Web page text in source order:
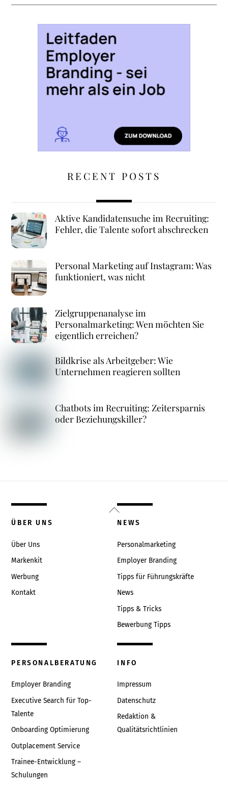
RECENT POSTS
Aktive Kandidatensuche im Recruiting:
Fehler, die Talente sofort abschrecken
Personal Marketing auf Instagram: Was
funktioniert, was nicht
Zielgruppenanalyse im
Personalmarketing: Wen möchten Sie
eigentlich erreichen?
Bildkrise als Arbeitgeber: Wie
Unternehmen reagieren sollten
Chatbots im Recruiting: Zeitersparnis
oder Beziehungskiller?
Back
To
ÜBER UNS
Über Uns
Markenkit
Werbung
Kontakt
NEWS
Personalmarketing
Employer Branding
Tipps für Führungskräfte
News
Tipps & Tricks
Bewerbung Tipps
PERSONALBERATUNG
Employer Branding
Executive Search für Top-
Talente
Onboarding Optimierung
Outplacement Service
Trainee-Entwicklung –
Schulungen
INFO
Impressum
Datenschutz
Redaktion &
Qualitätsrichtlinien